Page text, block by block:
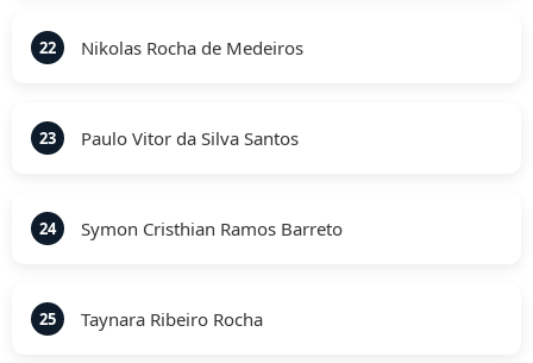
22 Nikolas Rocha de Medeiros
23 Paulo Vitor da Silva Santos
24 Symon Cristhian Ramos Barreto
25 Taynara Ribeiro Rocha